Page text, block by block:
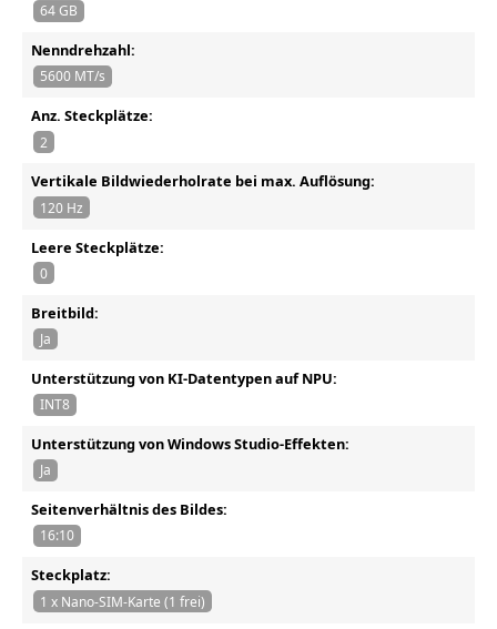
64 GB
Nenndrehzahl:
5600 MT/s
Anz. Steckplätze:
2
Vertikale Bildwiederholrate bei max. Auflösung:
120 Hz
Leere Steckplätze:
0
Breitbild:
Ja
Unterstützung von KI-Datentypen auf NPU:
INT8
Unterstützung von Windows Studio-Effekten:
Ja
Seitenverhältnis des Bildes:
16:10
Steckplatz:
1 x Nano-SIM-Karte (1 frei)